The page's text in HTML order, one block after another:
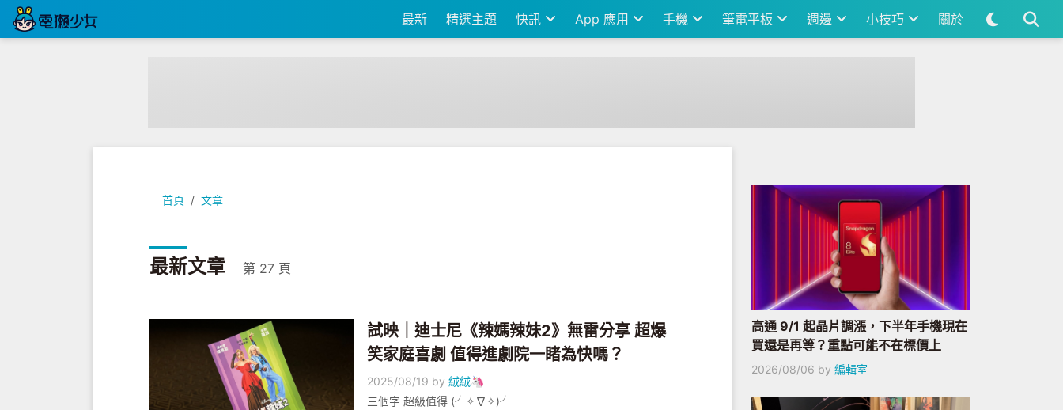
最新 精選主題 快訊 App 應用 手機 筆電平板 週邊 小技巧 關於
首頁 文章
最新文章 第 27 頁
試映｜迪士尼《辣媽辣妹2》無雷分享 超爆
笑家庭喜劇 值得進劇院一睹為快嗎？
2025/08/19 by絨絨🦄
三個字 超級值得 (╯✧∇✧)╯
高通 9/1 起晶片調漲，下半年手機現在
買還是再等？重點可能不在標價上
2026/08/06 by 編輯室